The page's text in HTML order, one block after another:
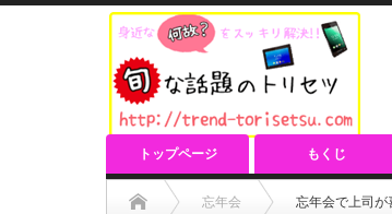
トップページ もくじ
忘年会 忘年会で上司が